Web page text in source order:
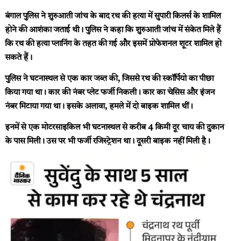
बंगाल पुलिस ने शुरुआती जांच के बाद रथ की हत्या में सुपारी किलर्स के शामिल
होने की आशंका जताई थी। पुलिस ने कहा कि शुरुआती जांच में संकेत मिले हैं
कि रथ की हत्या प्लानिंग के तहत की गई और इसमें प्रोफेशनल शूटर शामिल हो
सकते हैं।
पुलिस ने घटनास्थल से एक कार जब्त की, जिससे रथ की स्कॉर्पियो का पीछा
किया गया था। कार की नंबर प्लेट फर्जी निकली। कार का चेसिस और इंजन
नंबर मिटाया गया था। इसके अलावा, हमले में दो बाइक शामिल थीं।
इनमें से एक मोटरसाइकिल भी घटनास्थल से करीब 4 किमी दूर चाय की दुकान
के पास मिली। उस पर भी फर्जी रजिस्ट्रेशन था। दूसरी बाइक नहीं मिली है।